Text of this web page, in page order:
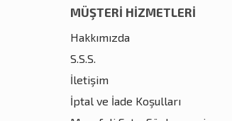
MÜŞTERİ HİZMETLERİ
Hakkımızda
S.S.S.
İletişim
İptal ve İade Koşulları